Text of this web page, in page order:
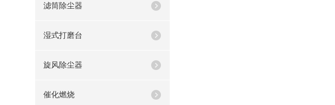
滤筒除尘器
湿式打磨台
旋风除尘器
催化燃烧